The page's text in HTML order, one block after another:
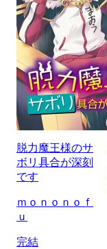
脱力魔王様のサ
ボリ具合が深刻
です
ｍｏｎｏｎｏｆ
ｕ
完結